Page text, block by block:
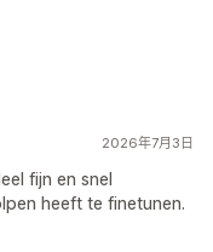
2026年7月3日
fijn en snel
heeft te finetunen.